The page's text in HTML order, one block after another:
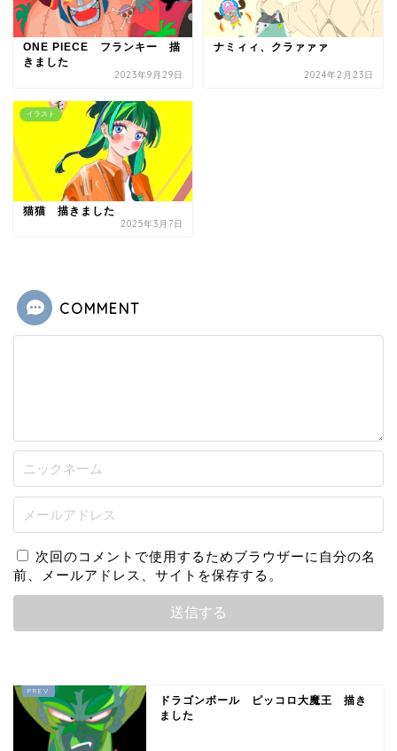
ONE PIECE フランキー 描
きました
2023年9月29日
ナミィィ、クラァァァ
2024年2月23日
イラスト
猫猫 描きました
2025年3月7日
COMMENT
次回のコメントで使用するためブラウザーに自分の名
前、メールアドレス、サイトを保存する。
ドラゴンボール ピッコロ大魔王 描き
ました